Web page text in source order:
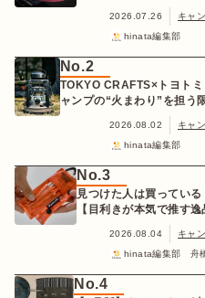
2026.07.26
キャ
hinata編集部
No.2
TOKYO CRAFTS×トヨト
ャンプの“火まわり”を担う
2026.08.02
キャ
hinata編集部
No.3
見つけた人は買ってい
【目利きが本気で推す逸
2026.08.04
キャ
hinata編集部 舟
No.4